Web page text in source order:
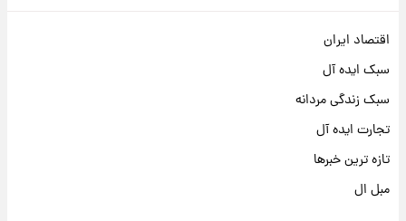
اقتصاد ایران
سبک ایده آل
سبک زندگی مردانه
تجارت ایده آل
تازه ترین خبرها
مبل ال